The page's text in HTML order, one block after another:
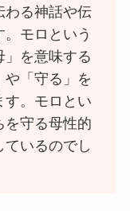
わる神話や伝
モロという
」を意味する
や「守る」を
す。モロとい
を守る母性的
いるのでし